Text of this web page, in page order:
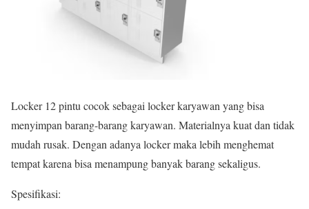
Locker 12 pintu cocok sebagai locker karyawan yang bisa
menyimpan barang-barang karyawan. Materialnya kuat dan tidak
mudah rusak. Dengan adanya locker maka lebih menghemat
tempat karena bisa menampung banyak barang sekaligus.
Spesifikasi: